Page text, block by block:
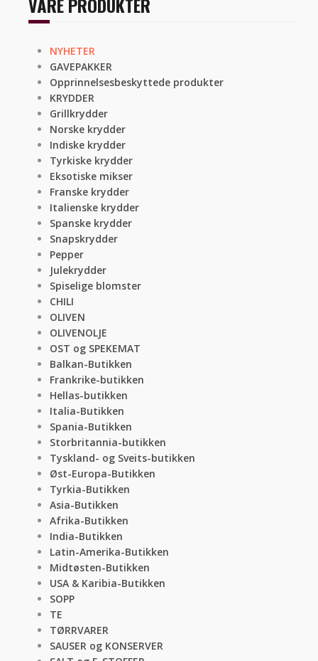
NYHETER
GAVEPAKKER
Opprinnelsesbeskyttede produkter
KRYDDER
Grillkrydder
Norske krydder
Indiske krydder
Tyrkiske krydder
Eksotiske mikser
Franske krydder
Italienske krydder
Spanske krydder
Snapskrydder
Pepper
Julekrydder
Spiselige blomster
CHILI
OLIVEN
OLIVENOLJE
OST og SPEKEMAT
Balkan-Butikken
Frankrike-butikken
Hellas-butikken
Italia-Butikken
Spania-Butikken
Storbritannia-butikken
Tyskland- og Sveits-butikken
Øst-Europa-Butikken
Tyrkia-Butikken
Asia-Butikken
Afrika-Butikken
India-Butikken
Latin-Amerika-Butikken
Midtøsten-Butikken
USA & Karibia-Butikken
SOPP
TE
TØRRVARER
SAUSER og KONSERVER